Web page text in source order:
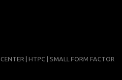
| HTPC | SMALL FORM FACTOR